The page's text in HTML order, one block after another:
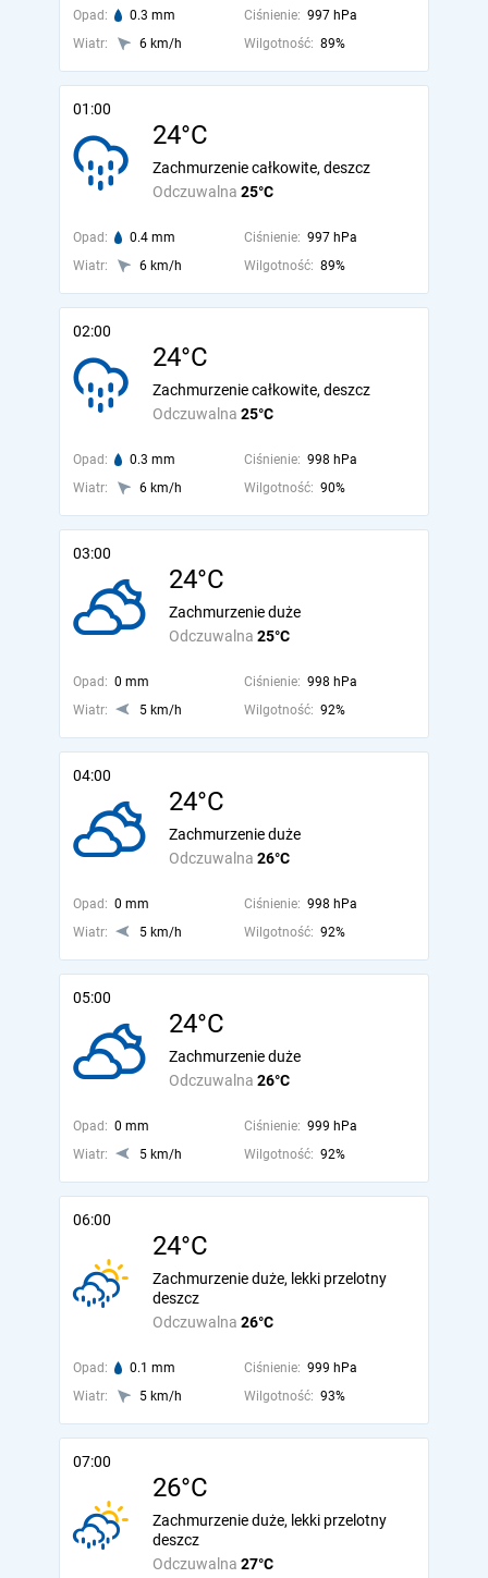
Opad: 0.3 mm Ciśnienie: 997 hPa
Wiatr:
6 km/h Wilgotność: 89%
01:00
24°C
Odczuwalna 25°C
Zachmurzenie całkowite, deszcz
Opad: 0.4 mm Ciśnienie: 997 hPa
Wiatr:
6 km/h Wilgotność: 89%
02:00
24°C
Odczuwalna 25°C
Zachmurzenie całkowite, deszcz
Opad: 0.3 mm Ciśnienie: 998 hPa
Wiatr:
6 km/h Wilgotność: 90%
03:00
24°C
Odczuwalna 25°C
Zachmurzenie duże
Opad: 0 mm Ciśnienie: 998 hPa
Wiatr:
5 km/h Wilgotność: 92%
04:00
24°C
Odczuwalna 26°C
Zachmurzenie duże
Opad: 0 mm Ciśnienie: 998 hPa
Wiatr:
5 km/h Wilgotność: 92%
05:00
24°C
Odczuwalna 26°C
Zachmurzenie duże
Opad: 0 mm Ciśnienie: 999 hPa
Wiatr:
5 km/h Wilgotność: 92%
06:00
24°C
Odczuwalna 26°C
Zachmurzenie duże, lekki przelotny
deszcz
Opad: 0.1 mm Ciśnienie: 999 hPa
Wiatr:
5 km/h Wilgotność: 93%
07:00
26°C
Odczuwalna 27°C
Zachmurzenie duże, lekki przelotny
deszcz